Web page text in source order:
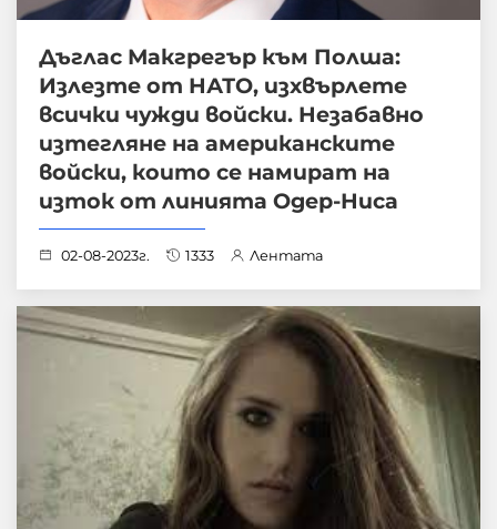
Дъглас Макгрегър към Полша:
Излезте от НАТО, изхвърлете
всички чужди войски. Незабавно
изтегляне на американските
войски, които се намират на
изток от линията Одер-Ниса
02-08-2023г. 1333 Лентата